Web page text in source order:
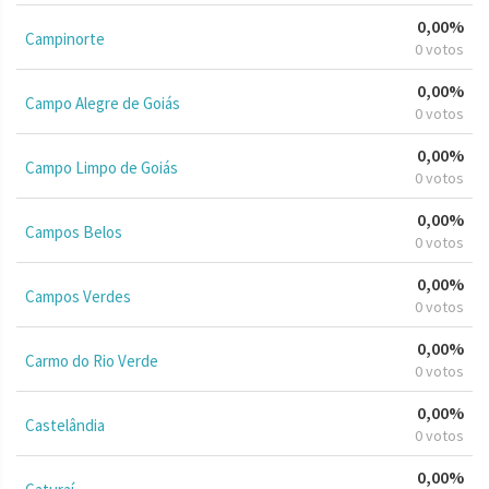
Campinorte
0,00%
0 votos
Campo Alegre de Goiás
0,00%
0 votos
Campo Limpo de Goiás
0,00%
0 votos
Campos Belos
0,00%
0 votos
Campos Verdes
0,00%
0 votos
Carmo do Rio Verde
0,00%
0 votos
Castelândia
0,00%
0 votos
0,00%